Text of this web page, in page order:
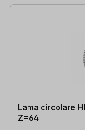
Lama circolare
Z=64